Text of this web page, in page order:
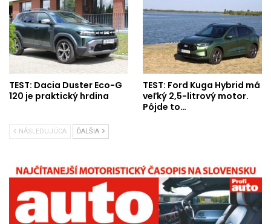
TEST: Dacia Duster Eco-G
120 je praktický hrdina
TEST: Ford Kuga Hybrid má
veľký 2,5-litrový motor.
Pôjde to…
NÁSLEDUJÚCA ĎALŠIA